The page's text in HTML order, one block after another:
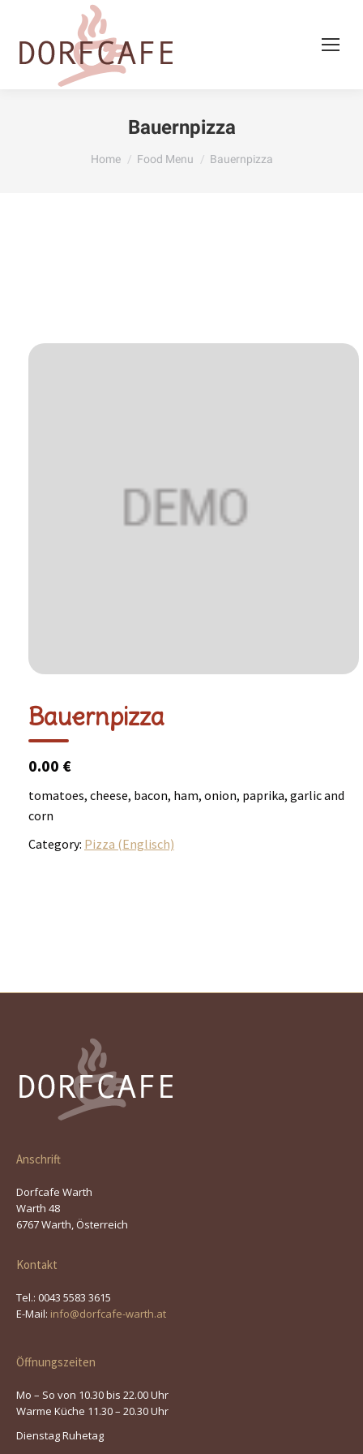
Bauernpizza
You are here:
Home Food Menu Bauernpizza
Bauernpizza
0.00 €
tomatoes, cheese, bacon, ham, onion, paprika, garlic and
corn
Category: Pizza (Englisch)
Anschrift
Dorfcafe Warth
Warth 48
6767 Warth, Österreich
Kontakt
Tel.: 0043 5583 3615
E-Mail: info@dorfcafe-warth.at
Öffnungszeiten
Mo – So von 10.30 bis 22.00 Uhr
Warme Küche 11.30 – 20.30 Uhr
Dienstag Ruhetag